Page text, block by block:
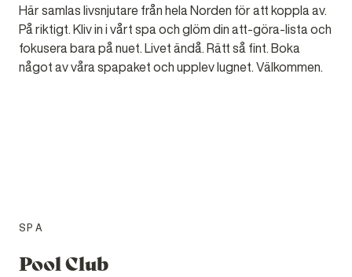
Här samlas livsnjutare från hela Norden för att koppla av.
På riktigt. Kliv in i vårt spa och glöm din att-göra-lista och
fokusera bara på nuet. Livet ändå. Rätt så fint. Boka
något av våra spapaket och upplev lugnet. Välkommen.
SPA
Pool Club